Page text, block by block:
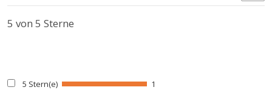
5 von 5 Sterne
5 Stern(e)
1